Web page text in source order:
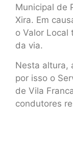
Municipal de
Xira. Em
o Valor Local
da via.
Nesta altura,
por isso o
de Vila
condutores